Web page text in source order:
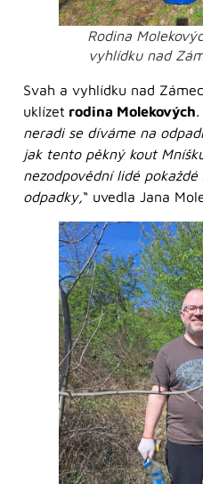
Rodina
vyhlídku nad
Svah a vyhlídku nad
uklízet rodina Molekových.
neradi se díváme na
jak tento pěkný kout
nezodpovědní lidé
odpadky,“ uvedla Jana